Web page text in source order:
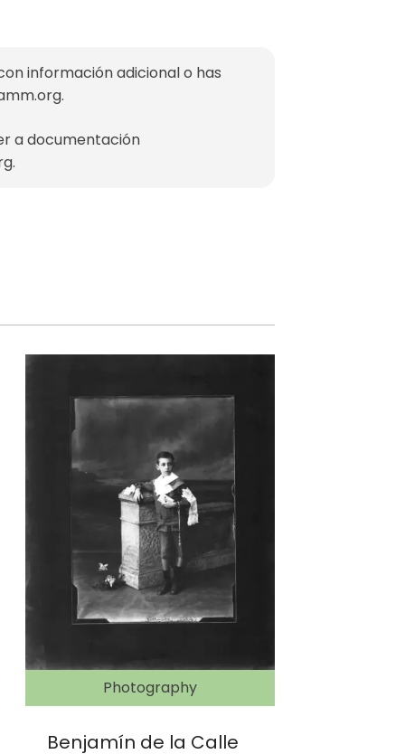
información adicional o has
.
a documentación
.
Photography
Benjamín de la Calle